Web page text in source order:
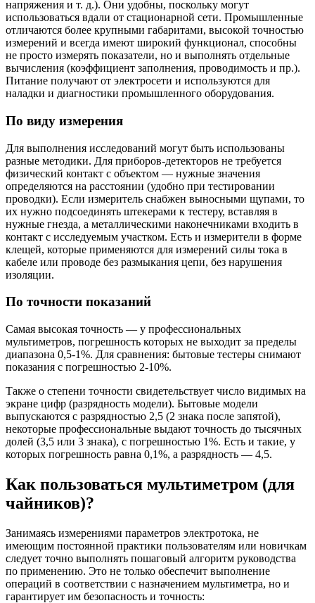
напряжения и т. д.). Они удобны, поскольку могут
использоваться вдали от стационарной сети. Промышленные
отличаются более крупными габаритами, высокой точностью
измерений и всегда имеют широкий функционал, способны
не просто измерять показатели, но и выполнять отдельные
вычисления (коэффициент заполнения, проводимость и пр.).
Питание получают от электросети и используются для
наладки и диагностики промышленного оборудования.
По виду измерения
Для выполнения исследований могут быть использованы
разные методики. Для приборов-детекторов не требуется
физический контакт с объектом — нужные значения
определяются на расстоянии (удобно при тестировании
проводки). Если измеритель снабжен выносными щупами, то
их нужно подсоединять штекерами к тестеру, вставляя в
нужные гнезда, а металлическими наконечниками входить в
контакт с исследуемым участком. Есть и измерители в форме
клещей, которые применяются для измерений силы тока в
кабеле или проводе без размыкания цепи, без нарушения
изоляции.
По точности показаний
Самая высокая точность — у профессиональных
мультиметров, погрешность которых не выходит за пределы
диапазона 0,5-1%. Для сравнения: бытовые тестеры снимают
показания с погрешностью 2-10%.
Также о степени точности свидетельствует число видимых на
экране цифр (разрядность модели). Бытовые модели
выпускаются с разрядностью 2,5 (2 знака после запятой),
некоторые профессиональные выдают точность до тысячных
долей (3,5 или 3 знака), с погрешностью 1%. Есть и такие, у
которых погрешность равна 0,1%, а разрядность — 4,5.
Как пользоваться мультиметром (для
чайников)?
Занимаясь измерениями параметров электротока, не
имеющим постоянной практики пользователям или новичкам
следует точно выполнять пошаговый алгоритм руководства
по применению. Это не только обеспечит выполнение
операций в соответствии с назначением мультиметра, но и
гарантирует им безопасность и точность: